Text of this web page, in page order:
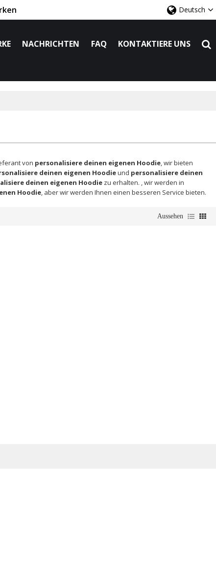
Deutsch
NACHRICHTEN FAQ KONTAKTIERE UNS
von personalisiere deinen eigenen Hoodie, wir bieten
deinen eigenen Hoodieund personalisiere deinen
deinen eigenen Hoodiezu erhalten. , wir werden in
Hoodie, aber wir werden Ihnen einen besseren Service bieten.
Aussehen